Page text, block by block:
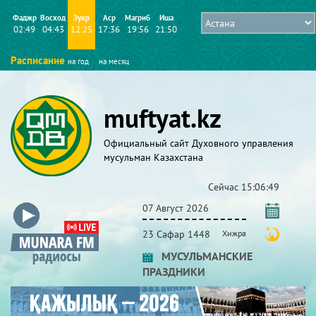
Фаджр
02:49
Восход
04:43
Зухр
12:25
Аср
17:36
Магриб
19:56
Иша
21:50
Расписание на год на месяц
muftyat.kz
Официальный сайт Духовного управления
мусульман Казахстана
Сейчас 15:06:49
07 Август 2026
23 Сафар 1448 Хижра
МУСУЛЬМАНСКИЕ
ПРАЗДНИКИ